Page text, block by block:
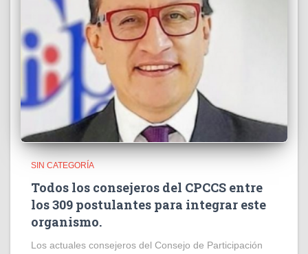
SIN CATEGORÍA
Todos los consejeros del CPCCS entre
los 309 postulantes para integrar este
organismo.
Los actuales consejeros del Consejo de Participación